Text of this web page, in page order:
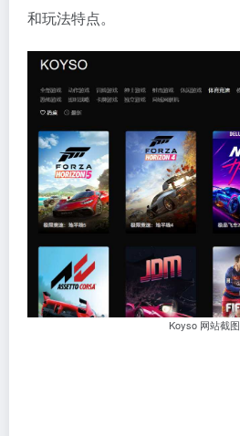
和玩法特点。
Koyso 网站截图